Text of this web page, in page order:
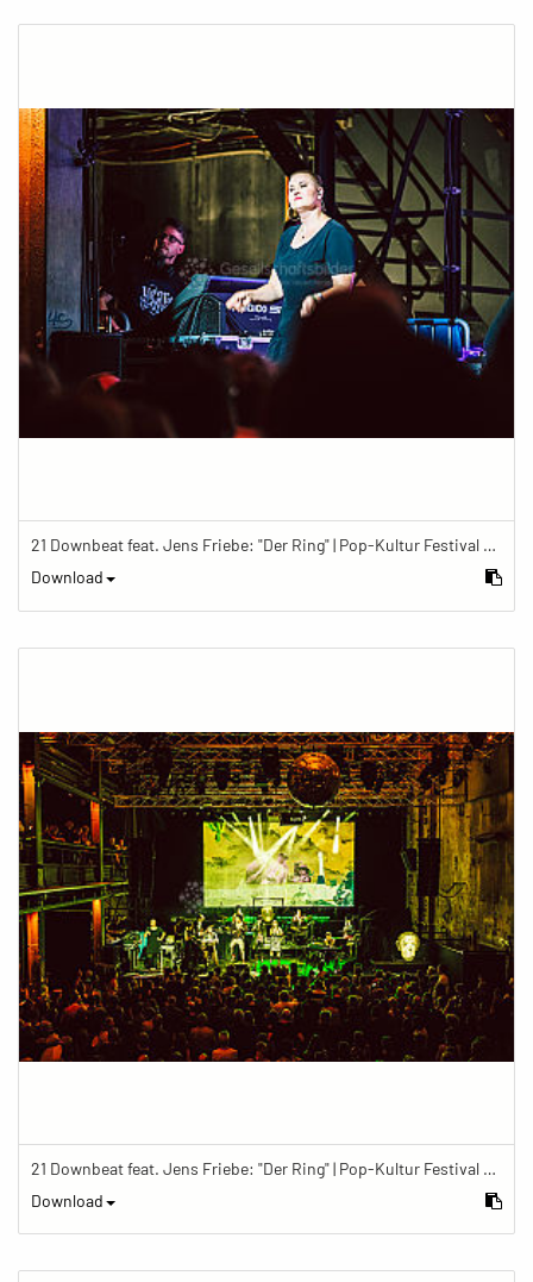
21 Downbeat feat. Jens Friebe: "Der Ring" | Pop-Kultur Festival 2019
Download
21 Downbeat feat. Jens Friebe: "Der Ring" | Pop-Kultur Festival 2019
Download